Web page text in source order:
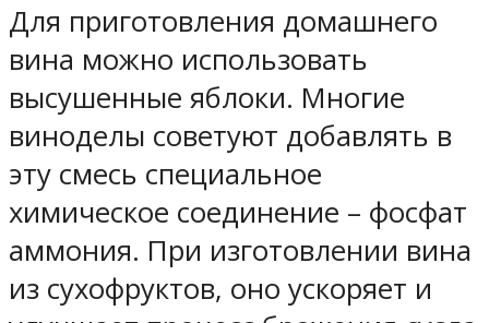
Для приготовления домашнего
вина можно использовать
высушенные яблоки. Многие
виноделы советуют добавлять в
эту смесь специальное
химическое соединение – фосфат
аммония. При изготовлении вина
из сухофруктов, оно ускоряет и